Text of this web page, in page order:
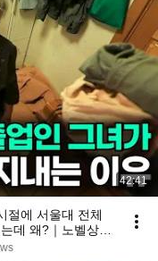
42:41
절에 서울대 전체
데 왜?｜노벨상도
의 품격｜여백서